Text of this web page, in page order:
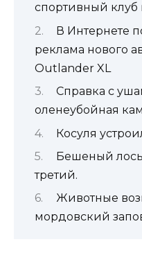
спортивный клуб
В Интернете
реклама нового
Outlander XL
Справка с
оленеубойная
Косуля
Бешеный
третий.
Животные
мордовский